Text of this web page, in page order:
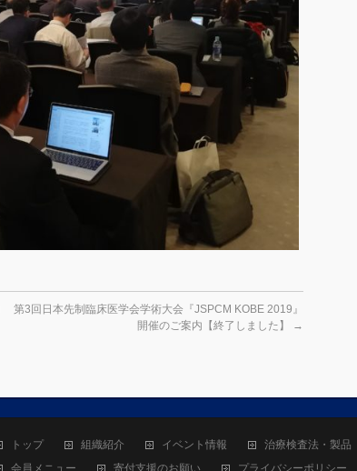
第3回日本先制臨床医学会学術大会『JSPCM KOBE 2019』
開催のご案内【終了しました】
→
トップ 組織紹介 イベント情報
治療検査法・製品
会員メニュー
寄付支援のお願い プライバシーポリシー